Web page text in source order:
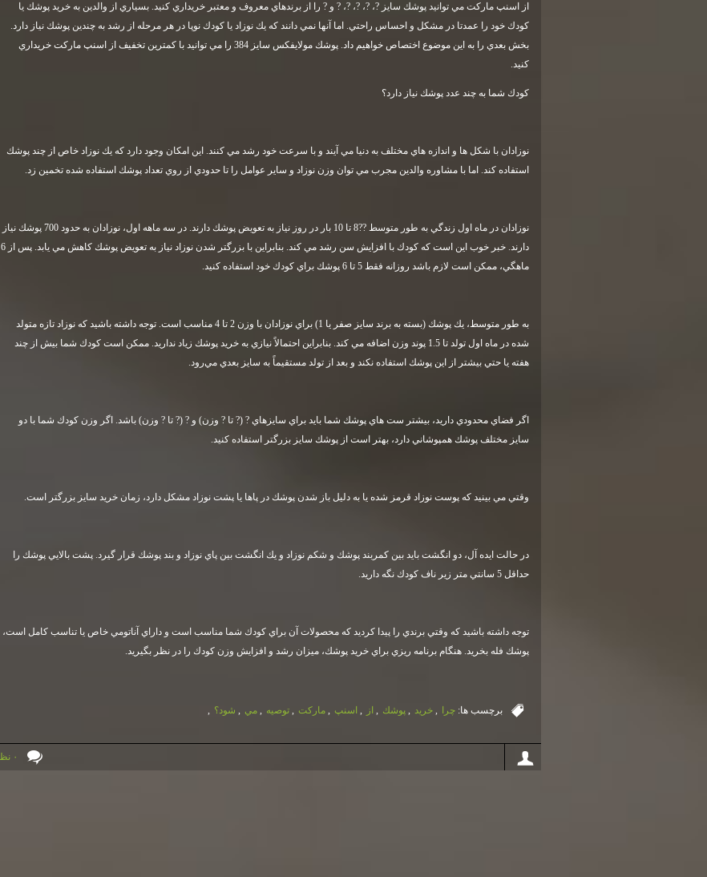
از اسنپ ماركت مي توانيد پوشك سايز ?، ?، ?، ?، ? و ? را از برندهاي معروف و معتبر خريداري كنيد. بسياري از والدين به خريد پوشك يا
كودك خود را عمدتا در مشكل و احساس راحتي. اما آنها نمي دانند كه يك نوزاد يا كودك نوپا در هر مرحله از رشد به چندين پوشك نياز دارد.
بخش بعدي را به اين موضوع اختصاص خواهيم داد. پوشك مولايفكس سايز 384 را مي توانيد با كمترين تخفيف از اسنپ ماركت خريداري
كنيد.
كودك شما به چند عدد پوشك نياز دارد؟
نوزادان با شكل ها و اندازه هاي مختلف به دنيا مي آيند و با سرعت خود رشد مي كنند. اين امكان وجود دارد كه يك نوزاد خاص از چند پوشك
استفاده كند. اما با مشاوره والدين مجرب مي توان وزن نوزاد و ساير عوامل را تا حدودي از روي تعداد پوشك استفاده شده تخمين زد.
نوزادان در ماه اول زندگي به طور متوسط ??8 تا 10 بار در روز نياز به تعويض پوشك دارند. در سه ماهه اول، نوزادان به حدود 700 پوشك نياز
دارند. خبر خوب اين است كه كودك با افزايش سن رشد مي كند. بنابراين با بزرگتر شدن نوزاد نياز به تعويض پوشك كاهش مي يابد. پس از 6
ماهگي، ممكن است لازم باشد روزانه فقط 5 تا 6 پوشك براي كودك خود استفاده كنيد
.
به طور متوسط، يك پوشك (بسته به برند سايز صفر يا 1) براي نوزادان با وزن 2 تا 4 مناسب است. توجه داشته باشيد كه نوزاد تازه متولد
شده در ماه اول تولد تا 1.5 پوند وزن اضافه مي كند. بنابراين احتمالاً نيازي به خريد پوشك زياد نداريد. ممكن است كودك شما بيش از چند
هفته يا حتي بيشتر از اين پوشك استفاده نكند و بعد از تولد مستقيماً به سايز بعدي مي‌رود.
اگر فضاي محدودي داريد، بيشتر ست هاي پوشك شما بايد براي سايزهاي ? (? تا ? وزن) و ? (? تا ? وزن) باشد. اگر وزن كودك شما با دو
سايز مختلف پوشك همپوشاني دارد، بهتر است از پوشك سايز بزرگتر استفاده كنيد.
وقتي مي بينيد كه پوست نوزاد قرمز شده يا به دليل باز شدن پوشك در پاها يا پشت نوزاد مشكل دارد، زمان خريد سايز بزرگتر است.
در حالت ايده آل، دو انگشت بايد بين كمربند پوشك و شكم نوزاد و يك انگشت بين پاي نوزاد و بند پوشك قرار گيرد. پشت بالايي پوشك را
حداقل 5 سانتي متر زير ناف كودك نگه داريد
.
توجه داشته باشيد كه وقتي برندي را پيدا كرديد كه محصولات آن براي كودك شما مناسب است و داراي آناتومي خاص يا تناسب كامل است،
پوشك فله بخريد. هنگام برنامه ريزي براي خريد پوشك، ميزان رشد و افزايش وزن كودك را در نظر بگيريد.
برچسب ها: چرا , خريد , پوشك , از , اسنپ , ماركت , توصيه , مي , شود؟ ,
۰ نظر